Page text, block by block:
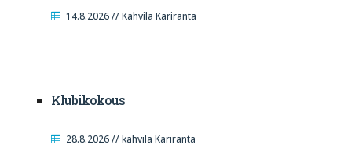
14.8.2026 // Kahvila Kariranta
Klubikokous
28.8.2026 // kahvila Kariranta